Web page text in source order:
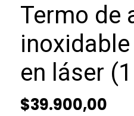
Termo de
en láser
$39.900,00